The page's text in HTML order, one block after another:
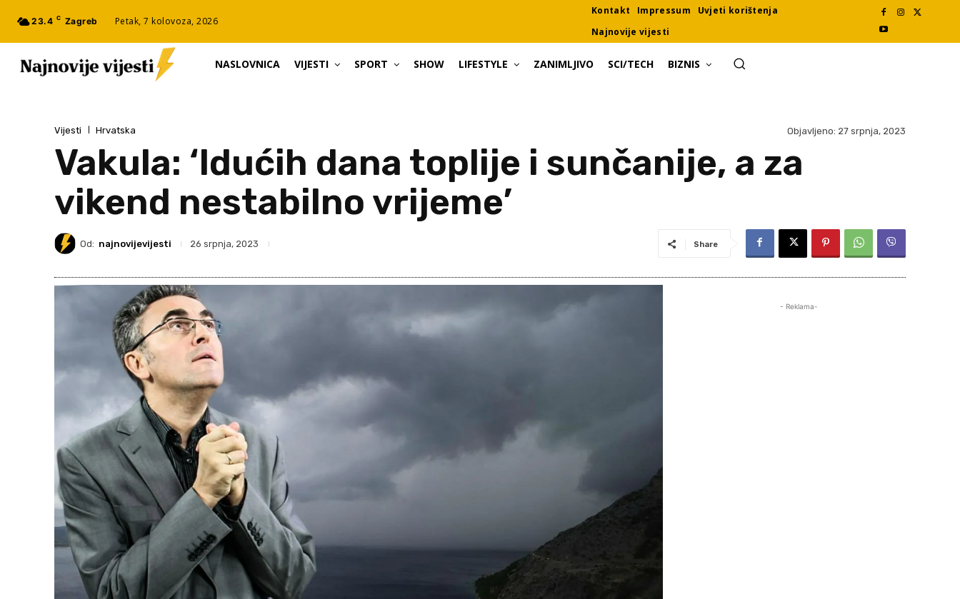
23.4 C Zagreb Petak, 7 kolovoza, 2026
Kontakt Impressum
Uvjeti korištenja
Najnovije vijesti
NASLOVNICA VIJESTI SPORT SHOW LIFESTYLE ZANIMLJIVO SCI/TECH BIZNIS
Vijesti Hrvatska Objavljeno: 27 srpnja, 2023
Vakula: ‘Idućih dana toplije i sunčanije, a za
vikend nestabilno vrijeme’
Od: najnovijevijesti 26 srpnja, 2023 Share
- Reklama-